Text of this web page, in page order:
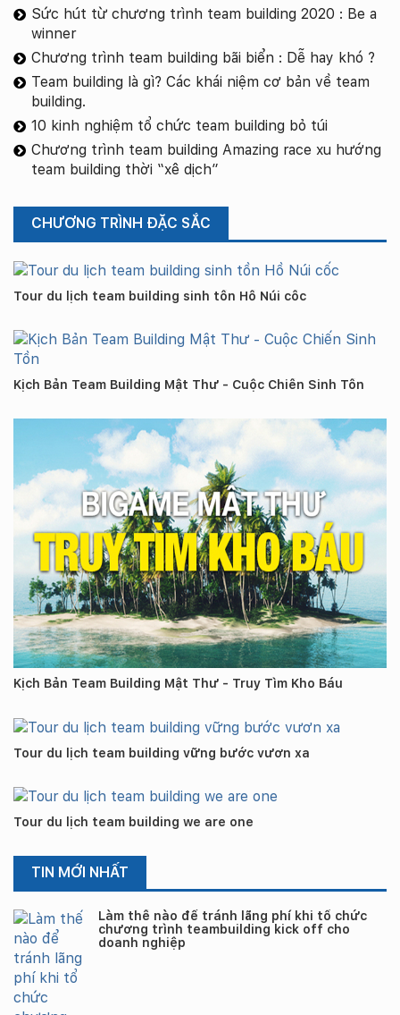
Sức hút từ chương trình team building 2020 : Be a
winner
Chương trình team building bãi biển : Dễ hay khó ?
Team building là gì? Các khái niệm cơ bản về team
building.
10 kinh nghiệm tổ chức team building bỏ túi
Chương trình team building Amazing race xu hướng
team building thời “xê dịch”
CHƯƠNG TRÌNH ĐẶC SẮC
Tour du lịch team building sinh tồn Hồ Núi cốc
Kịch Bản Team Building Mật Thư - Cuộc Chiến Sinh Tồn
Kịch Bản Team Building Mật Thư - Truy Tìm Kho Báu
Tour du lịch team building vững bước vươn xa
Tour du lịch team building we are one
TIN MỚI NHẤT
Làm thế nào để tránh lãng phí khi tổ chức
chương trình teambuilding kick off cho
doanh nghiệp